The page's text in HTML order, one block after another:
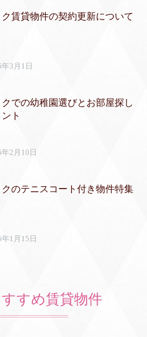
賃貸物件の契約更新について
年3月1日
での幼稚園選びとお部屋探し
ト
2月10日
のテニスコート付き物件特集
1月15日
すめ賃貸物件